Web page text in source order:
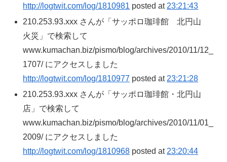
http://logtwit.com/log/1810981 posted at 23:21:43
210.253.93.xxx さんが「サッポロ珈琲館 北円山
火災」で検索して
www.kumachan.biz/pismo/blog/archives/2010/11/12_
1707/ にアクセスしました
http://logtwit.com/log/1810977 posted at 23:21:28
210.253.93.xxx さんが「サッポロ珈琲館・北円山
店」で検索して
www.kumachan.biz/pismo/blog/archives/2010/11/01_
2009/ にアクセスしました
http://logtwit.com/log/1810968 posted at 23:20:44